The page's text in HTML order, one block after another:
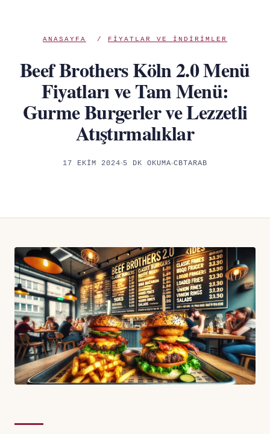
ANASAYFA / FIYATLAR VE INDIRIMLER
Beef Brothers Köln 2.0 Menü
Fiyatları ve Tam Menü:
Gurme Burgerler ve Lezzetli
Atıştırmalıklar
17 EKIM 2024 5 DK OKUMA CBTARAB